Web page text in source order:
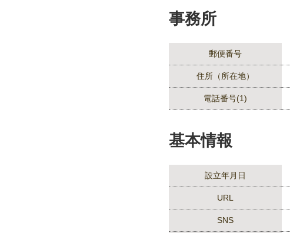
事務所
郵便番号
住所（所在地）
電話番号(1)
基本情報
設立年月日
URL
SNS